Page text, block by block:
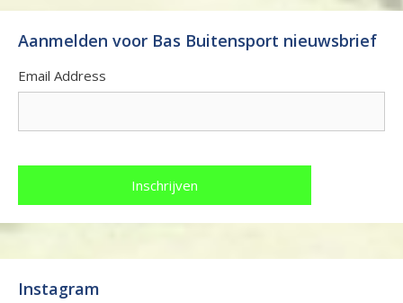
Aanmelden voor Bas Buitensport nieuwsbrief
Email Address
Instagram